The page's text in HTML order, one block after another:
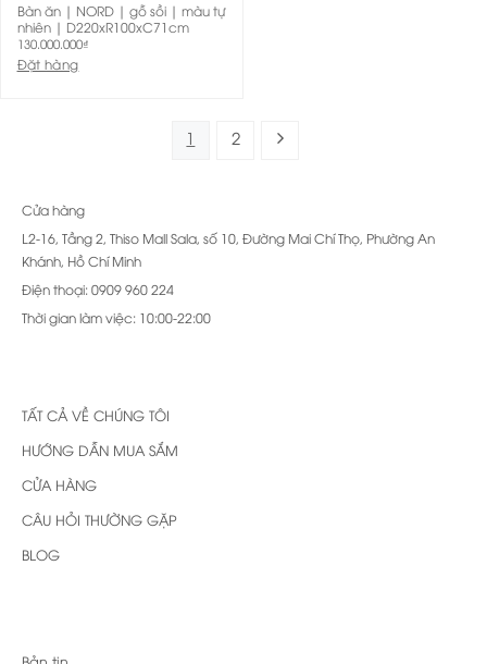
Bàn ăn | NORD | gỗ sồi | màu tự
nhiên | D220xR100xC71cm
130.000.000₫
Đặt hàng
1 2
Cửa hàng
L2-16, Tầng 2, Thiso Mall Sala, số 10, Đường Mai Chí Thọ, Phường An
Khánh, Hồ Chí Minh
Điện thoại: 0909 960 224
Thời gian làm việc: 10:00-22:00
TẤT CẢ VỀ CHÚNG TÔI
HƯỚNG DẪN MUA SẮM
CỬA HÀNG
CÂU HỎI THƯỜNG GẶP
BLOG